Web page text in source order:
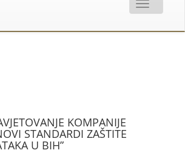
KOMPANIJE
STANDARDI ZAŠTITE
U BIH”